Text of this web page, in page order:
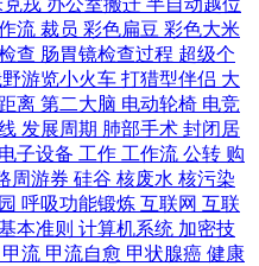
流 裁员 彩色扁豆 彩色大米
查 肠胃镜检查过程 超级个
游览小火车 打猎型伴侣 大
离 第二大脑 电动轮椅 电竞
发展周期 肺部手术 封闭居
子设备 工作 工作流 公转 购
周游券 硅谷 核废水 核污染
呼吸功能锻炼 互联网 互联
本准则 计算机系统 加密技
甲流 甲流自愈 甲状腺癌 健康